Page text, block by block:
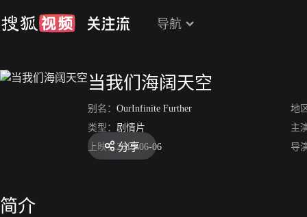
导航
当我们海阔天空
别名： OurInfinite Further
地
类型： 剧情片
主
上映： 2019-06-06 导
分享
简介